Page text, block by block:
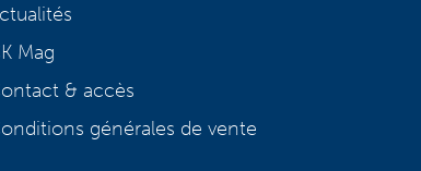
Mag
& accès
générales de vente